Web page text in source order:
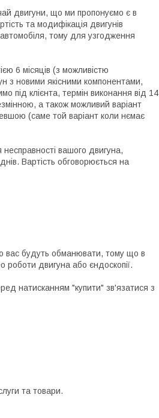
двигуни, що ми пропонуємо є в
та модифікація двигунів
тому для узгодження
6 місяців (з можливістю
з новими якісними компонентами,
під клієнта, термін виконання від 14
а також можливий варіант
(саме той варіант коли нємає
вашого двигуна,
Вартість обговорюється на
вас будуть обманювати, тому що в
роботи двигуна або єндоскопії.
натисканням "купити" зв'язатися з
та товари.